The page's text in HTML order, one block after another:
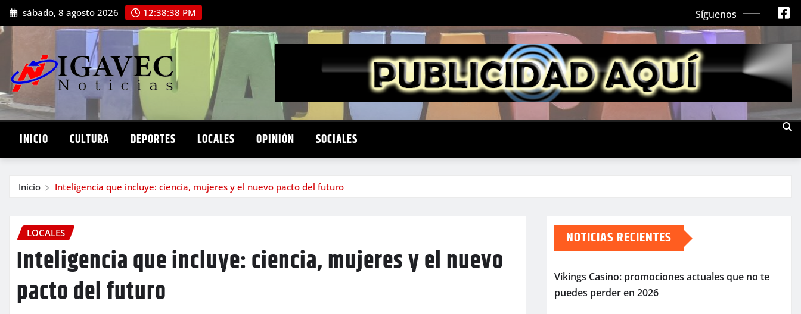
Saltar
al
contenido
sábado, 8 agosto 2026 12:38:39 PM Síguenos
INICIO CULTURA DEPORTES LOCALES OPINIÓN SOCIALES
Inicio Inteligencia que incluye: ciencia, mujeres y el nuevo pacto del futuro
LOCALES
Inteligencia que incluye: ciencia, mujeres y el nuevo
pacto del futuro
NOTICIAS RECIENTES
Vikings Casino: promociones actuales que no te
puedes perder en 2026